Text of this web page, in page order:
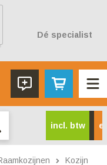
Dé specialist
incl. btw
Kozijn